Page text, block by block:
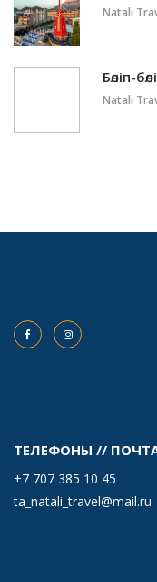
Natali
Бөліп-
Natali
ТЕЛЕФОНЫ //
+7 707 385 10 45
ta_natali_travel@mail.ru